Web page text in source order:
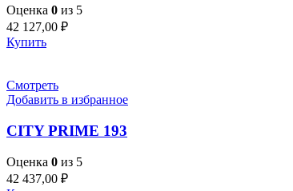
Оценка 0 из 5
42 127,00 ₽
Купить
Смотреть
Добавить в избранное
CITY PRIME 193
Оценка 0 из 5
42 437,00 ₽